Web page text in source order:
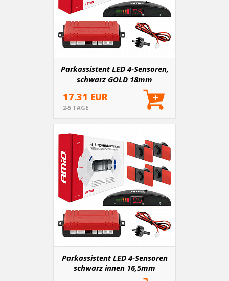
Parkassistent LED 4-Sensoren,
schwarz GOLD 18mm
17.31 EUR
2-5 TAGE
Parkassistent LED 4-Sensoren
schwarz innen 16,5mm